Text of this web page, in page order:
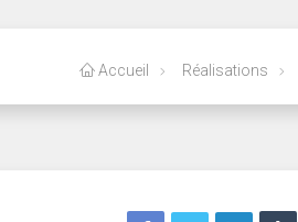
Accueil Réalisations